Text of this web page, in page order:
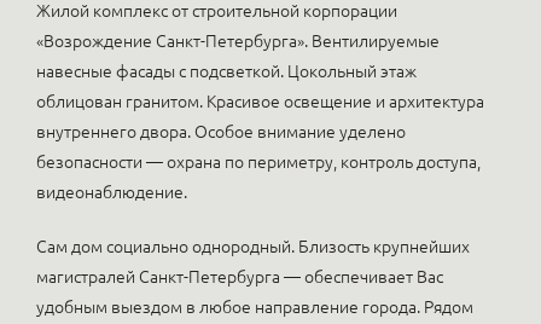
Жилой комплекс от строительной корпорации
«Возрождение Санкт-Петербурга». Вентилируемые
навесные фасады с подсветкой. Цокольный этаж
облицован гранитом. Красивое освещение и архитектура
внутреннего двора. Особое внимание уделено
безопасности — охрана по периметру, контроль доступа,
видеонаблюдение.
Сам дом социально однородный. Близость крупнейших
магистралей Санкт-Петербурга — обеспечивает Вас
удобным выездом в любое направление города. Рядом